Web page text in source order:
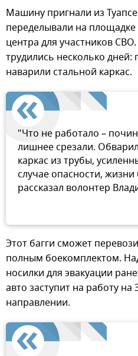
Машину пригнали из
переделывали на
центра для участников
трудились несколько
наварили стальной каркас.
"Что не работало –
лишнее срезали.
каркас из трубы,
случае опасности,
рассказал волонтер
Этот багги сможет
полным боекомплектом.
носилки для эвакуации
авто заступит на работу
направлении.